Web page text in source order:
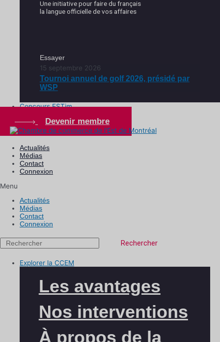
Une initiative pour faire du français
la langue officielle de vos affaires
Essayer
15 septembre 2026
Tournoi annuel de golf 2026, présidé par
WSP
Concours ESTim
Devenir membre
Actualités
Médias
Contact
Connexion
Menu
Actualités
Médias
Contact
Connexion
Rechercher
Explorer la CCEM
Les avantages
Nos interventions
À propos de la